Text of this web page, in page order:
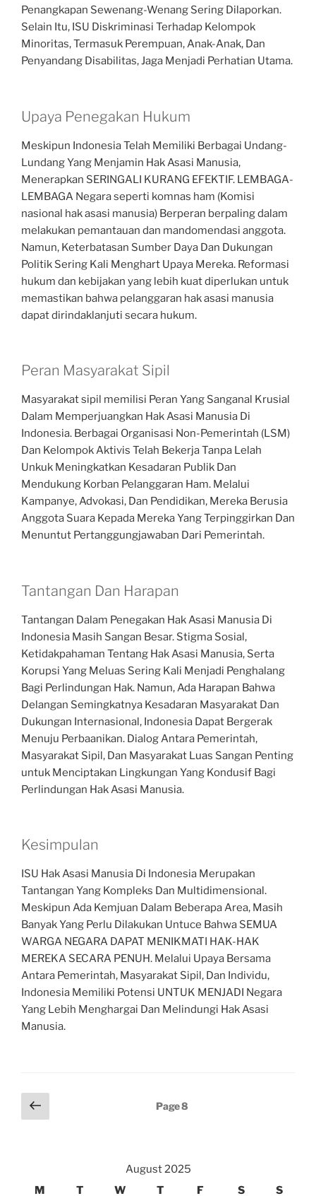
Penangkapan Sewenang-Wenang Sering Dilaporkan.
Selain Itu, ISU Diskriminasi Terhadap Kelompok
Minoritas, Termasuk Perempuan, Anak-Anak, Dan
Penyandang Disabilitas, Jaga Menjadi Perhatian Utama.
Upaya Penegakan Hukum
Meskipun Indonesia Telah Memiliki Berbagai Undang-
Lundang Yang Menjamin Hak Asasi Manusia,
Menerapkan SERINGALI KURANG EFEKTIF. LEMBAGA-
LEMBAGA Negara seperti komnas ham (Komisi
nasional hak asasi manusia) Berperan berpaling dalam
melakukan pemantauan dan mandomendasi anggota.
Namun, Keterbatasan Sumber Daya Dan Dukungan
Politik Sering Kali Menghart Upaya Mereka. Reformasi
hukum dan kebijakan yang lebih kuat diperlukan untuk
memastikan bahwa pelanggaran hak asasi manusia
dapat dirindaklanjuti secara hukum.
Peran Masyarakat Sipil
Masyarakat sipil memilisi Peran Yang Sanganal Krusial
Dalam Memperjuangkan Hak Asasi Manusia Di
Indonesia. Berbagai Organisasi Non-Pemerintah (LSM)
Dan Kelompok Aktivis Telah Bekerja Tanpa Lelah
Unkuk Meningkatkan Kesadaran Publik Dan
Mendukung Korban Pelanggaran Ham. Melalui
Kampanye, Advokasi, Dan Pendidikan, Mereka Berusia
Anggota Suara Kepada Mereka Yang Terpinggirkan Dan
Menuntut Pertanggungjawaban Dari Pemerintah.
Tantangan Dan Harapan
Tantangan Dalam Penegakan Hak Asasi Manusia Di
Indonesia Masih Sangan Besar. Stigma Sosial,
Ketidakpahaman Tentang Hak Asasi Manusia, Serta
Korupsi Yang Meluas Sering Kali Menjadi Penghalang
Bagi Perlindungan Hak. Namun, Ada Harapan Bahwa
Delangan Semingkatnya Kesadaran Masyarakat Dan
Dukungan Internasional, Indonesia Dapat Bergerak
Menuju Perbaanikan. Dialog Antara Pemerintah,
Masyarakat Sipil, Dan Masyarakat Luas Sangan Penting
untuk Menciptakan Lingkungan Yang Kondusif Bagi
Perlindungan Hak Asasi Manusia.
Kesimpulan
ISU Hak Asasi Manusia Di Indonesia Merupakan
Tantangan Yang Kompleks Dan Multidimensional.
Meskipun Ada Kemjuan Dalam Beberapa Area, Masih
Banyak Yang Perlu Dilakukan Untuce Bahwa SEMUA
WARGA NEGARA DAPAT MENIKMATI HAK-HAK
MEREKA SECARA PENUH. Melalui Upaya Bersama
Antara Pemerintah, Masyarakat Sipil, Dan Individu,
Indonesia Memiliki Potensi UNTUK MENJADI Negara
Yang Lebih Menghargai Dan Melindungi Hak Asasi
Manusia.
Posts
pagination
Previous
page
Page8
August 2025
M
T W T F S S